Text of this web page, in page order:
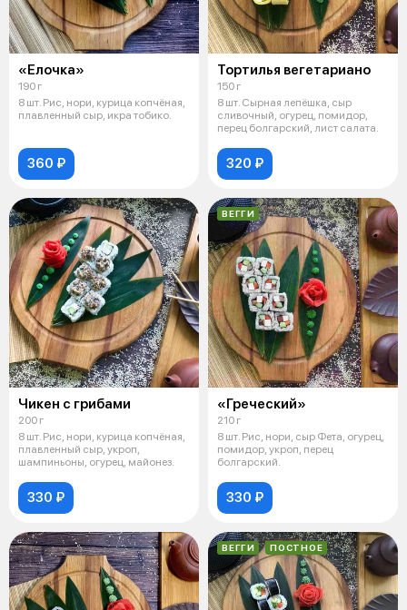
«Елочка»
190 г
8 шт. Рис, нори, курица копчёная,
плавленный сыр, икра тобико.
360 ₽
Тортилья вегетариано
150 г
8 шт. Сырная лепёшка, сыр
сливочный, огурец, помидор,
перец болгарский, лист салата.
320 ₽
Чикен с грибами
200 г
8 шт. Рис, нори, курица копчёная,
плавленный сыр, укроп,
шампиньоны, огурец, майонез.
330 ₽
ВЕГГИ
«Греческий»
210 г
8 шт. Рис, нори, сыр Фета, огурец,
помидор, укроп, перец
болгарский.
330 ₽
ВЕГГИ ПОСТНОЕ